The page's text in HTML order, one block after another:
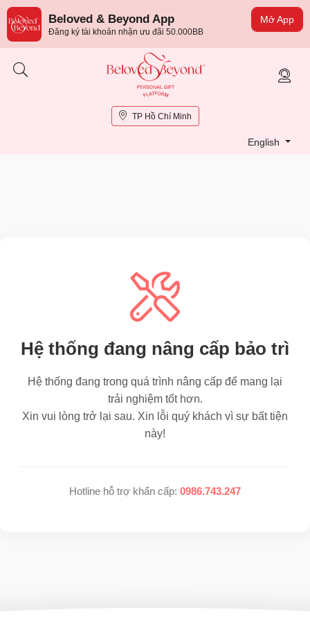
Mở App
Beloved & Beyond App
Đăng ký tài khoản nhận ưu đãi 50.000BB
TP Hồ Chí Minh
English
Hệ thống đang nâng cấp bảo trì
Hệ thống đang trong quá trình nâng cấp để mang lại
trải nghiệm tốt hơn.
Xin vui lòng trở lại sau. Xin lỗi quý khách vì sự bất tiện
này!
Hotline hỗ trợ khẩn cấp: 0986.743.247